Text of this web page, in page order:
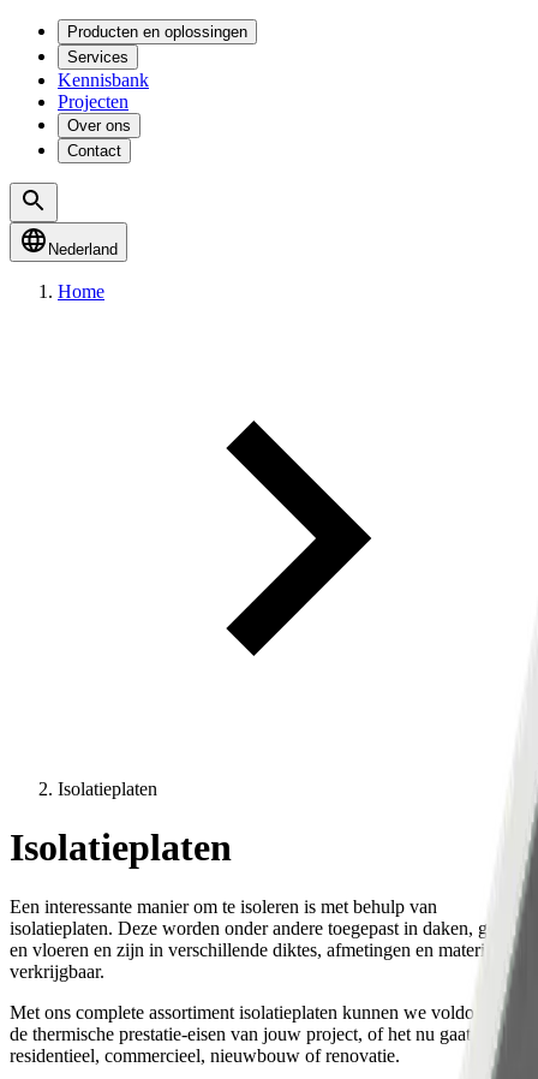
Producten en oplossingen
Services
Kennisbank
Projecten
Over ons
Contact
Nederland
Home
Isolatieplaten
Isolatieplaten
Een interessante manier om te isoleren is met behulp van
isolatieplaten. Deze worden onder andere toegepast in daken, gevels
en vloeren en zijn in verschillende diktes, afmetingen en materialen
verkrijgbaar.
Met ons complete assortiment isolatieplaten kunnen we voldoen aan
de thermische prestatie-eisen van jouw project, of het nu gaat om
residentieel, commercieel, nieuwbouw of renovatie.